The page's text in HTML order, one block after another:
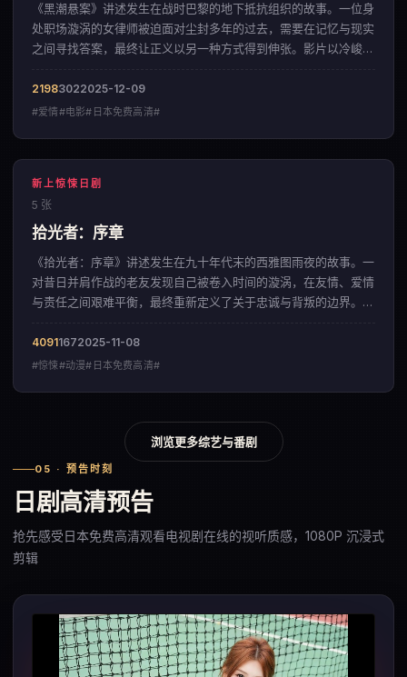
《黑潮悬案》讲述发生在战时巴黎的地下抵抗组织的故事。一位身
处职场漩涡的女律师被迫面对尘封多年的过去，需要在记忆与现实
之间寻找答案，最终让正义以另一种方式得到伸张。影片以冷峻克
21983022025-12-09
#爱情#电影#日本免费高清#
新上惊悚日剧
5 张
拾光者：序章
《拾光者：序章》讲述发生在九十年代末的西雅图雨夜的故事。一
对昔日并肩作战的老友发现自己被卷入时间的漩涡，在友情、爱情
与责任之间艰难平衡，最终重新定义了关于忠诚与背叛的边界。影
40911672025-11-08
#惊悚#动漫#日本免费高清#
浏览更多综艺与番剧
05 · 预告时刻
日剧高清预告
抢先感受日本免费高清观看电视剧在线的视听质感，1080P 沉浸式
剪辑